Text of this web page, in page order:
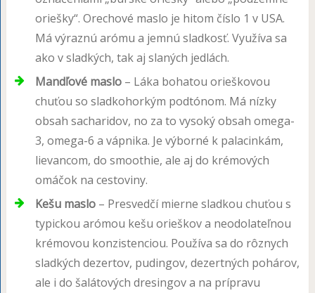
oriešky“. Orechové maslo je hitom číslo 1 v USA.
Má výraznú arómu a jemnú sladkosť. Využíva sa
ako v sladkých, tak aj slaných jedlách.
Mandľové maslo– Láka bohatou orieškovou
chuťou so sladkohorkým podtónom. Má nízky
obsah sacharidov, no za to vysoký obsah omega-
3, omega-6 a vápnika. Je výborné k palacinkám,
lievancom, do smoothie, ale aj do krémových
omáčok na cestoviny.
Kešu maslo– Presvedčí mierne sladkou chuťou s
typickou arómou kešu orieškov a neodolateľnou
krémovou konzistenciou. Používa sa do rôznych
sladkých dezertov, pudingov, dezertných pohárov,
ale i do šalátových dresingov a na prípravu